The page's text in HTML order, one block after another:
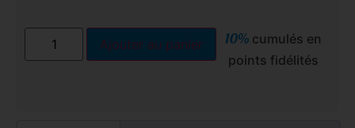
Ajouter au panier 10% cumulés en
points fidélités